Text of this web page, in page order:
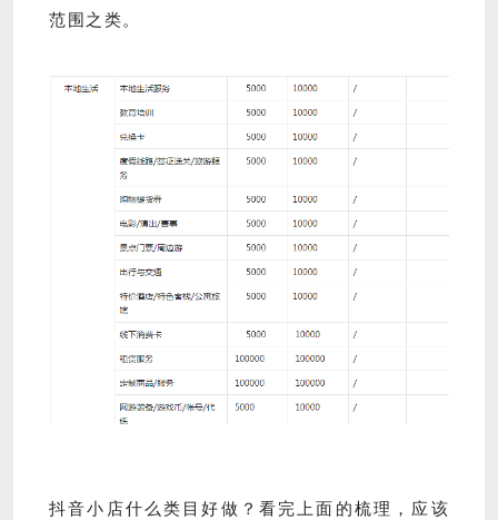
范围之类。
抖音小店什么类目好做？ 看完上面的梳理，应该